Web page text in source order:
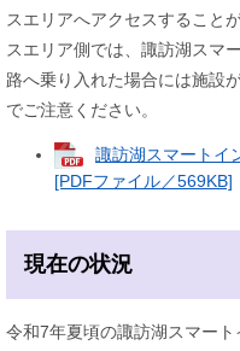
スエリアへアクセスすること
スエリア側では、諏訪湖スマ
路へ乗り入れた場合には施設
でご注意ください。
諏訪湖スマートイ
[PDFファイル／569KB]
現在の状況
令和7年夏頃の諏訪湖スマー